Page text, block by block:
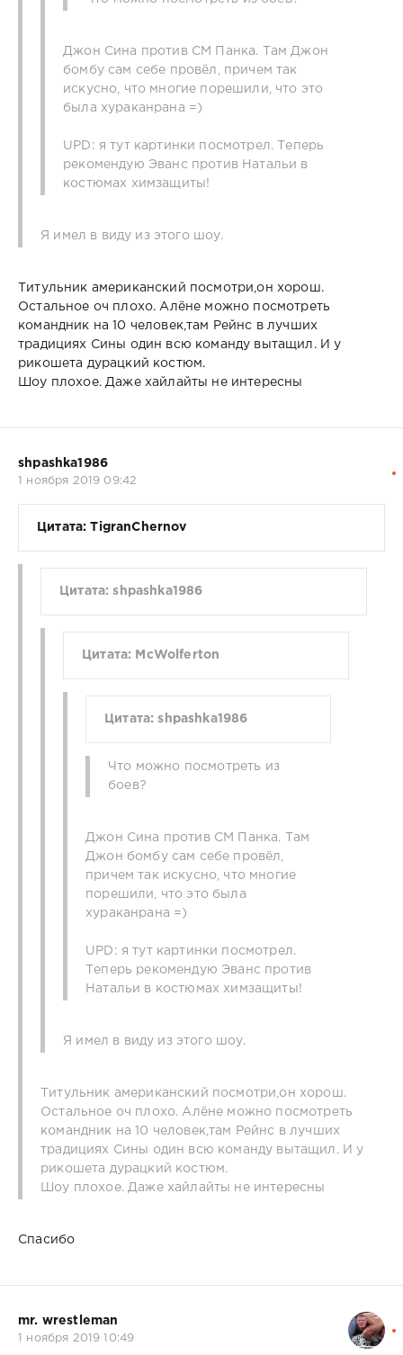
Джон Сина против СМ Панка. Там Джон
бомбу сам себе провёл, причем так
искусно, что многие порешили, что это
была хураканрана =)
UPD: я тут картинки посмотрел. Теперь
рекомендую Эванс против Натальи в
костюмах химзащиты!
Я имел в виду из этого шоу.
Титульник американский посмотри,он хорош.
Остальное оч плохо. Алёне можно посмотреть
командник на 10 человек,там Рейнс в лучших
традициях Сины один всю команду вытащил. И у
рикошета дурацкий костюм.
Шоу плохое. Даже хайлайты не интересны
shpashka1986
1 ноября 2019 09:42
Цитата: TigranChernov
Цитата: shpashka1986
Цитата: McWolferton
Цитата: shpashka1986
Что можно посмотреть из
боев?
Джон Сина против СМ Панка. Там
Джон бомбу сам себе провёл,
причем так искусно, что многие
порешили, что это была
хураканрана =)
UPD: я тут картинки посмотрел.
Теперь рекомендую Эванс против
Натальи в костюмах химзащиты!
Я имел в виду из этого шоу.
Титульник американский посмотри,он хорош.
Остальное оч плохо. Алёне можно посмотреть
командник на 10 человек,там Рейнс в лучших
традициях Сины один всю команду вытащил. И у
рикошета дурацкий костюм.
Шоу плохое. Даже хайлайты не интересны
Спасибо
mr. wrestleman
1 ноября 2019 10:49